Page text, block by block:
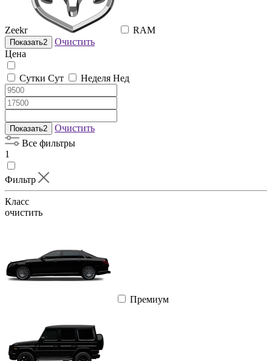
Zeekr RAM
Показать2
Очистить
Цена
Сутки Сут Неделя Нед
Показать2
Очистить
Все фильтры
1
Фильтр
Класс
очистить
Премиум